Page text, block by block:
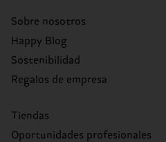
Sobre nosotros
Happy Blog
Sostenibilidad
Regalos de empresa
Tiendas
Oportunidades profesionales